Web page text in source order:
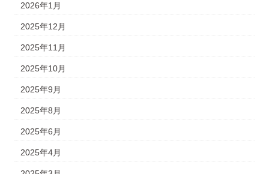
2026年1月
2025年12月
2025年11月
2025年10月
2025年9月
2025年8月
2025年6月
2025年4月